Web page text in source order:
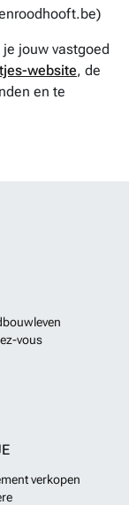
jouw vastgoed
website, de
en te
vous
verkopen